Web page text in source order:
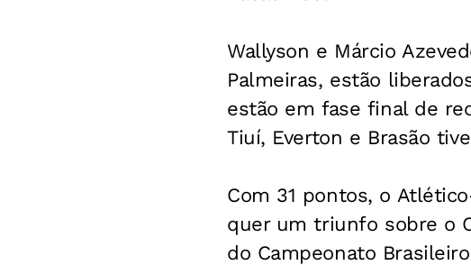
Wallyson e Márcio
Palmeiras, estão
estão em fase final de
Tiuí, Everton e Brasão
Com 31 pontos, o
quer um triunfo sobre o
do Campeonato